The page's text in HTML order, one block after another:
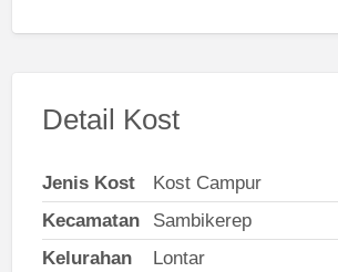
Detail Kost
Jenis Kost
Kost Campur
Kecamatan
Sambikerep
Kelurahan
Lontar